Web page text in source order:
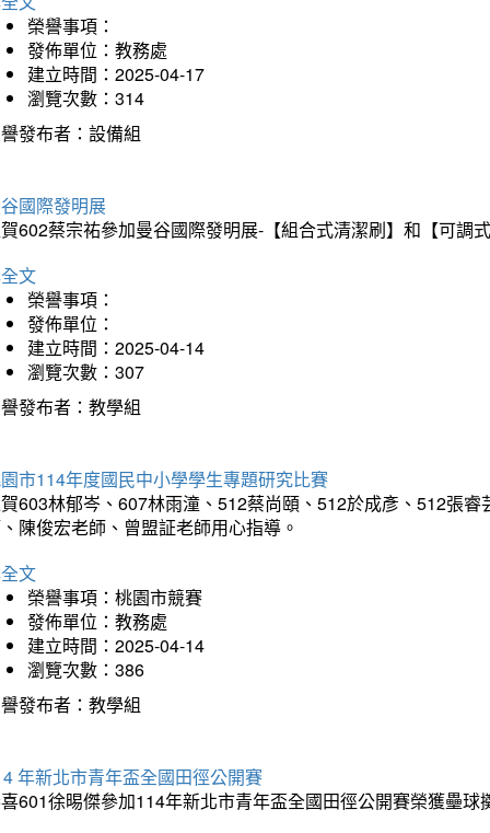
榮譽事項：
發佈單位：教務處
建立時間：2025-04-17
瀏覽次數：314
發布者：設備組
國際發明展
602蔡宗祐參加曼谷國際發明展-【組合式清潔刷】和【可調
文
榮譽事項：
發佈單位：
建立時間：2025-04-14
瀏覽次數：307
發布者：教學組
市114年度國民中小學學生專題研究比賽
603林郁岑、607林雨潼、512蔡尚頤、512於成彥、512張
陳俊宏老師、曾盟証老師用心指導。
文
榮譽事項：桃園市競賽
發佈單位：教務處
建立時間：2025-04-14
瀏覽次數：386
發布者：教學組
年新北市青年盃全國田徑公開賽
601徐晹傑參加114年新北市青年盃全國田徑公開賽榮獲壘